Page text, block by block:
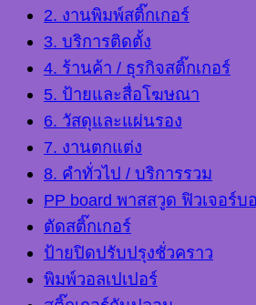
2. งานพิมพ์สติ๊กเกอร์
3. บริการติดตั้ง
4. ร้านค้า / ธุรกิจสติ๊กเกอร์
5. ป้ายและสื่อโฆษณา
6. วัสดุและแผ่นรอง
7. งานตกแต่ง
8. คำทั่วไป / บริการรวม
PP board พาสสวูด ฟิวเจอร์บ
ตัดสติ๊กเกอร์
ป้ายปิดปรับปรุงชั่วคราว
พิมพ์วอลเปเปอร์